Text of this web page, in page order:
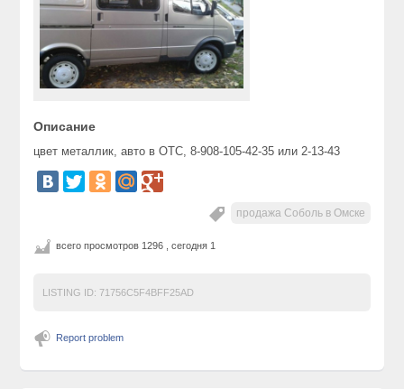
Описание
цвет металлик, авто в ОТС, 8-908-105-42-35 или 2-13-43
продажа Соболь в Омске
всего просмотров 1296 , сегодня 1
LISTING ID: 71756C5F4BFF25AD
Report problem